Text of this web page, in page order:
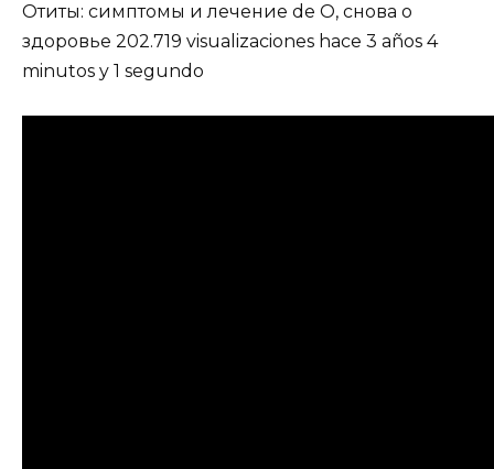
Отиты: симптомы и лечение de О, снова о
здоровье 202.719 visualizaciones hace 3 años 4
minutos y 1 segundo